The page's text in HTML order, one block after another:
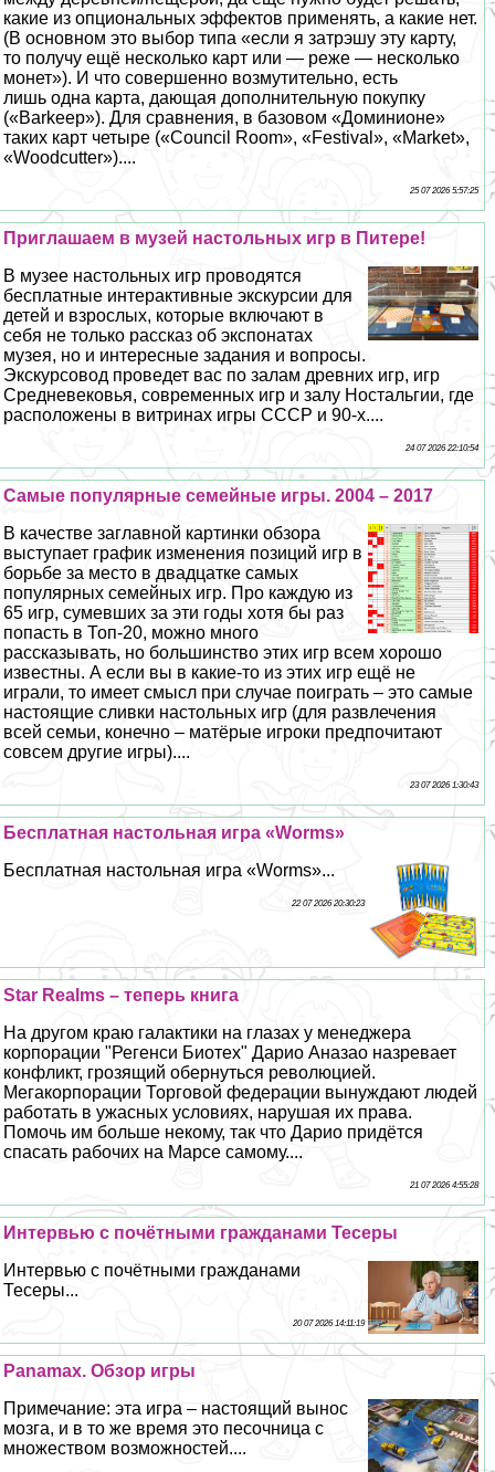
какие из опциональных эффектов применять, а какие нет.
(В основном это выбор типа «если я затрэшу эту карту,
то получу ещё несколько карт или — реже — несколько
монет»). И что совершенно возмутительно, есть
лишь одна карта, дающая дополнительную покупку
(«Barkeep»). Для сравнения, в базовом «Доминионе»
таких карт четыре («Council Room», «Festival», «Market»,
«Woodcutter»)....
25 07 2026 5:57:25
Приглашаем в музей настольных игр в Питере!
В музее настольных игр проводятся
бесплатные интеpaктивные экскурсии для
детей и взрослых, которые включают в
себя не только рассказ об экспонатах
музея, но и интересные задания и вопросы.
Экскурсовод проведет вас по залам древних игр, игр
Средневековья, современных игр и залу Ностальгии, где
расположены в витринах игры СССР и 90-х....
24 07 2026 22:10:54
Самые популярные семейные игры. 2004 – 2017
В качестве заглавной картинки обзора
выступает график изменения позиций игр в
борьбе за место в двадцатке самых
популярных семейных игр. Про каждую из
65 игр, сумевших за эти годы хотя бы раз
попасть в Топ-20, можно много
рассказывать, но большинство этих игр всем хорошо
известны. А если вы в какие-то из этих игр ещё не
играли, то имеет смысл при случае поиграть – это самые
настоящие сливки настольных игр (для развлечения
всей семьи, конечно – матёрые игроки предпочитают
совсем другие игры)....
23 07 2026 1:30:43
Бесплатная настольная игра «Worms»
Бесплатная настольная игра «Worms»...
22 07 2026 20:30:23
Star Realms – теперь книга
На другом краю галактики на глазах у менеджера
корпорации "Регенси Биотех" Дарио Аназао назревает
конфликт, грозящий обернуться революцией.
Мегакорпорации Торговой федерации вынуждают людей
работать в ужасных условиях, нарушая их права.
Помочь им больше некому, так что Дарио придётся
спасать рабочих на Марсе самому....
21 07 2026 4:55:28
Интервью с почётными гражданами Тесеры
Интервью с почётными гражданами
Тесеры...
20 07 2026 14:11:19
Panamax. Обзор игры
Примечание: эта игра – настоящий вынос
мозга, и в то же время это песочница с
множеством возможностей....